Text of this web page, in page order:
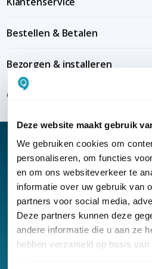
Deze website maakt gebruik
We gebruiken cookies om
personaliseren, om functies
en om ons websiteverkeer te
informatie over uw gebruik van
partners voor social media,
Deze partners kunnen deze
andere informatie die u aan ze
hebben verzameld op basis
Bestellen & Betalen
Bezorgen & installeren
Over KommaGo